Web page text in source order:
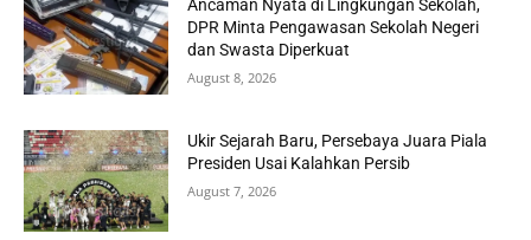
Ancaman Nyata di Lingkungan Sekolah,
DPR Minta Pengawasan Sekolah Negeri
dan Swasta Diperkuat
August 8, 2026
Ukir Sejarah Baru, Persebaya Juara Piala
Presiden Usai Kalahkan Persib
August 7, 2026